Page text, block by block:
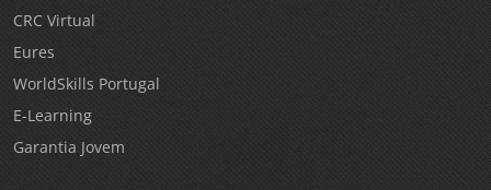
CRC Virtual
Eures
WorldSkills Portugal
E-Learning
Garantia Jovem